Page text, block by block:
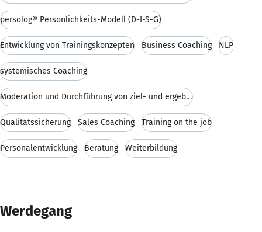
persolog® Persönlichkeits-Modell (D-I-S-G)
Entwicklung von Trainingskonzepten Business Coaching NLP
systemisches Coaching
Moderation und Durchführung von ziel- und ergebnis
Qualitätssicherung Sales Coaching Training on the job
Personalentwicklung Beratung Weiterbildung
Werdegang